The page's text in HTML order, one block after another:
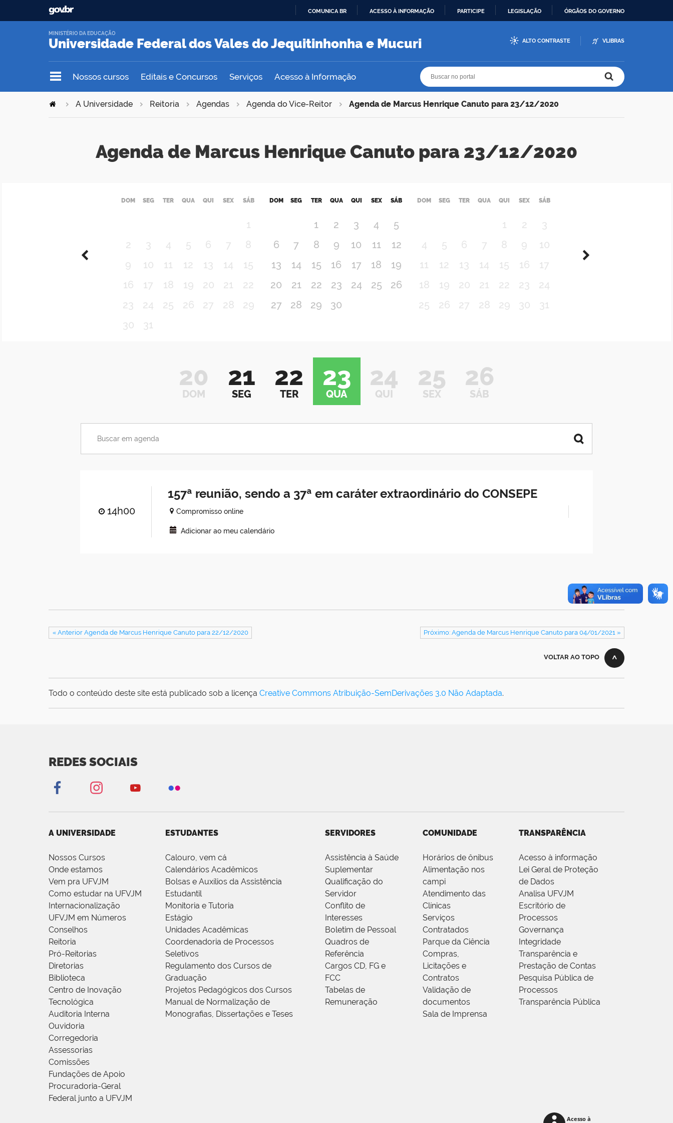
O
COMUNICA BR ACESSO À INFORMAÇÃO PARTICIPE LEGISLAÇÃO ÓRGÃOS DO GOVERNO
Universidade Federal dos Vales do Jequitinhonha e Mucuri
MINISTÉRIO DA EDUCAÇÃO
ALTO CONTRASTE VLIBRAS
Nossos cursos Editais e Concursos Serviços Acesso à Informação
A Universidade Reitoria Agendas Agenda do Vice-Reitor Agenda de Marcus Henrique Canuto para 23/12/2020
Agenda de Marcus Henrique Canuto para 23/12/2020
DOM SEG TER QUA QUI SEX SÁB
1
2
3 4 5 6 7
8
9
10 11 12 13 14
15
16
17 18 19 20 21
22
23
24 25 26 27 28
29
30
31
DOM SEG TER QUA QUI SEX SÁB
1 2 3 4
5
6
7 8 9 10 11
12
13
14 15 16 17 18
19
20
21 22 23 24 25
26
27
28 29 30
DOM SEG TER QUA QUI SEX SÁB
1 2
3
4
5 6 7 8 9
10
11
12 13 14 15 16
17
18
19 20 21 22 23
24
25
26 27 28 29 30 31
20
DOM
21
SEG
22
TER
23
QUA
24
QUI
25
SEX
26
SÁB
14h00
157ª reunião, sendo a 37ª em caráter extraordinário do CONSEPE
Compromisso online
Adicionar ao meu calendário
« Anterior Agenda de Marcus Henrique Canuto para 22/12/2020 Próximo: Agenda de Marcus Henrique Canuto para 04/01/2021 »
VOLTAR AO TOPO
Todo o conteúdo deste site está publicado sob a licença Creative Commons Atribuição-SemDerivações 3.0 Não Adaptada.
REDES SOCIAIS
A UNIVERSIDADE
Nossos Cursos
Onde estamos
Vem pra UFVJM
Como estudar na UFVJM
Internacionalização
UFVJM em Números
Conselhos
Reitoria
Pró-Reitorias
Diretorias
Biblioteca
Centro de Inovação
Tecnológica
Auditoria Interna
Ouvidoria
Corregedoria
Assessorias
Comissões
Fundações de Apoio
Procuradoria-Geral
Federal junto a UFVJM
ESTUDANTES
Calouro, vem cá
Calendários Acadêmicos
Bolsas e Auxílios da Assistência
Estudantil
Monitoria e Tutoria
Estágio
Unidades Acadêmicas
Coordenadoria de Processos
Seletivos
Regulamento dos Cursos de
Graduação
Projetos Pedagógicos dos Cursos
Manual de Normalização de
Monografias, Dissertações e Teses
SERVIDORES
Assistência à Saúde
Suplementar
Qualificação do
Servidor
Conflito de
Interesses
Boletim de Pessoal
Quadros de
Referência
Cargos CD, FG e
FCC
Tabelas de
Remuneração
COMUNIDADE
Horários de ônibus
Alimentação nos
campi
Atendimento das
Clínicas
Serviços
Contratados
Parque da Ciência
Compras,
Licitações e
Contratos
Validação de
documentos
Sala de Imprensa
TRANSPARÊNCIA
Acesso à informação
Lei Geral de Proteção
de Dados
Analisa UFVJM
Escritório de
Processos
Governança
Integridade
Transparência e
Prestação de Contas
Pesquisa Pública de
Processos
Transparência Pública